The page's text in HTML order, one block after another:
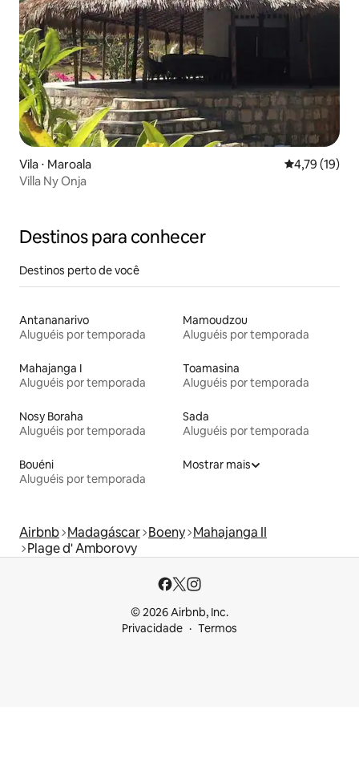
Vila ⋅ Maroala 4,79 de uma
4,79 (19)
Villa Ny Onja
Destinos para conhecer
Destinos perto de você
Antananarivo
Aluguéis por temporada
Mamoudzou
Aluguéis por temporada
Mahajanga I
Aluguéis por temporada
Toamasina
Aluguéis por temporada
Nosy Boraha
Aluguéis por temporada
Sada
Aluguéis por temporada
Bouéni
Aluguéis por temporada
Mostrar mais
Airbnb Madagáscar Boeny Mahajanga II
Plage d' Amborovy
© 2026 Airbnb, Inc.
Privacidade
Termos